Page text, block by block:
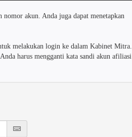
akun. Anda juga dapat menetapkan
melakukan login ke dalam Kabinet Mitra.
harus mengganti kata sandi akun afiliasi